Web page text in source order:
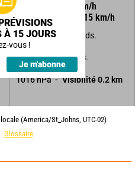
km/h
Rafales à
15 km/h
Brumes et brouillards.
Sans précipitations.
1016hPa Visibilité 0.2 km
À 15 JOURS
vous !
Je m'abonne
(America/St_Johns, UTC-02)
Glossaire